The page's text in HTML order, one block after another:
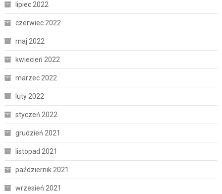
lipiec 2022
czerwiec 2022
maj 2022
kwiecień 2022
marzec 2022
luty 2022
styczeń 2022
grudzień 2021
listopad 2021
październik 2021
wrzesień 2021